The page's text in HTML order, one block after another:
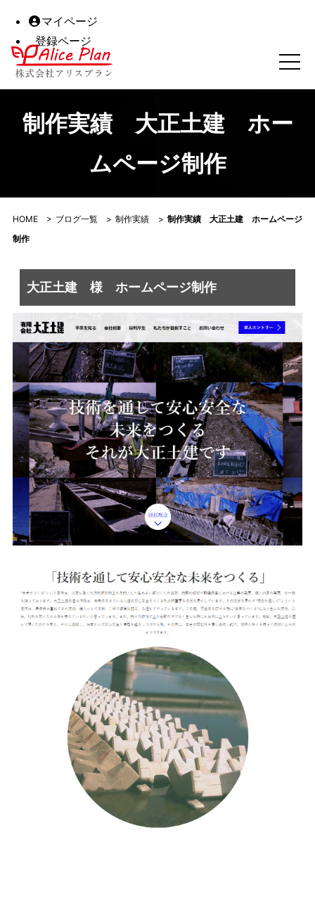
マイページ
登録ページ
制作実績 大正土建 ホームページ制作｜株式会社アリスプ
制作実績 大正土建 ホー
ムページ制作
HOME> ブログ一覧 > 制作実績 > 制作実績 大正土建 ホームページ
制作
大正土建 様 ホームページ制作